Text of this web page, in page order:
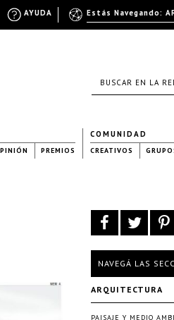
PREMIOS
COMUNIDAD
CREATIVOS
NAVEGÁ LAS
ARQUITECTURA
PAISAJE Y MEDIO
Estás Navegando:
AYUDA